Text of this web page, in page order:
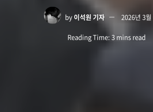
by 이석원 기자 2026년 3월
Reading Time: 3 mins read